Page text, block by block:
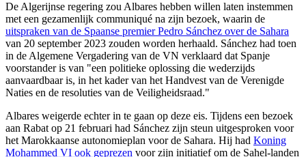
De Algerijnse regering zou Albares hebben willen laten instemmen
met een gezamenlijk communiqué na zijn bezoek, waarin de
uitspraken van de Spaanse premier Pedro Sánchez over de Sahara
van 20 september 2023 zouden worden herhaald. Sánchez had toen
in de Algemene Vergadering van de VN verklaard dat Spanje
voorstander is van "een politieke oplossing die wederzijds
aanvaardbaar is, in het kader van het Handvest van de Verenigde
Naties en de resoluties van de Veiligheidsraad."
Albares weigerde echter in te gaan op deze eis. Tijdens een bezoek
aan Rabat op 21 februari had Sánchez zijn steun uitgesproken voor
het Marokkaanse autonomieplan voor de Sahara. Hij had Koning
Mohammed VI ook geprezen voor zijn initiatief om de Sahel-landen